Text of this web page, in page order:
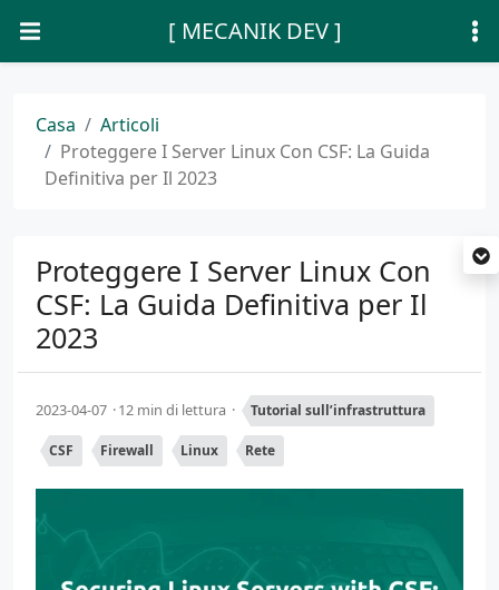
[ MECANIK DEV ]
Casa
Articoli
Proteggere I Server Linux Con CSF: La Guida
Definitiva per Il 2023
Proteggere I Server Linux Con
CSF: La Guida Definitiva per Il
2023
2023-04-07 12 min di lettura Tutorial sull’infrastruttura
CSF Firewall Linux Rete